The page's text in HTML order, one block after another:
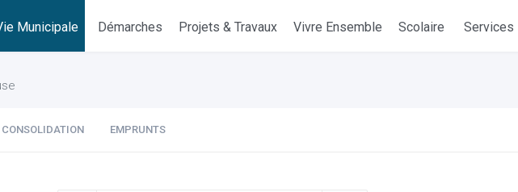
Municipale Démarches Projets & Travaux Vivre Ensemble Scolaire Services
CONSOLIDATION EMPRUNTS